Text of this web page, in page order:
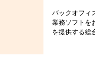
バックオフィ
業務ソフトを
を提供する総